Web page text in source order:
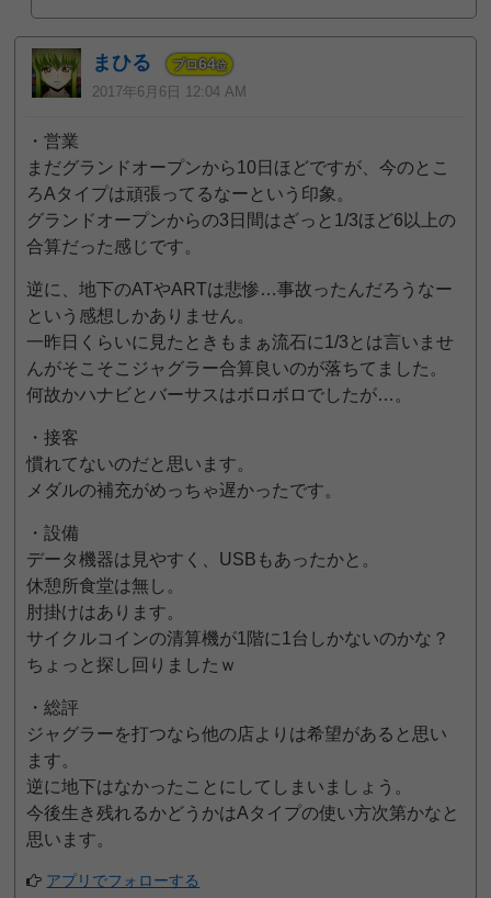
まひる プロ64位
2017年6月6日 12:04 AM
・営業
まだグランドオープンから10日ほどですが、今のとこ
ろAタイプは頑張ってるなーという印象。
グランドオープンからの3日間はざっと1/3ほど6以上の
合算だった感じです。
逆に、地下のATやARTは悲惨…事故ったんだろうなー
という感想しかありません。
一昨日くらいに見たときもまぁ流石に1/3とは言いませ
んがそこそこジャグラー合算良いのが落ちてました。
何故かハナビとバーサスはボロボロでしたが…。
・接客
慣れてないのだと思います。
メダルの補充がめっちゃ遅かったです。
・設備
データ機器は見やすく、USBもあったかと。
休憩所食堂は無し。
肘掛けはあります。
サイクルコインの清算機が1階に1台しかないのかな？
ちょっと探し回りましたｗ
・総評
ジャグラーを打つなら他の店よりは希望があると思い
ます。
逆に地下はなかったことにしてしまいましょう。
今後生き残れるかどうかはAタイプの使い方次第かなと
思います。
アプリでフォローする